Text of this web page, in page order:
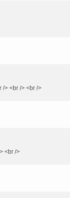
/> <br /> <br />
<br />